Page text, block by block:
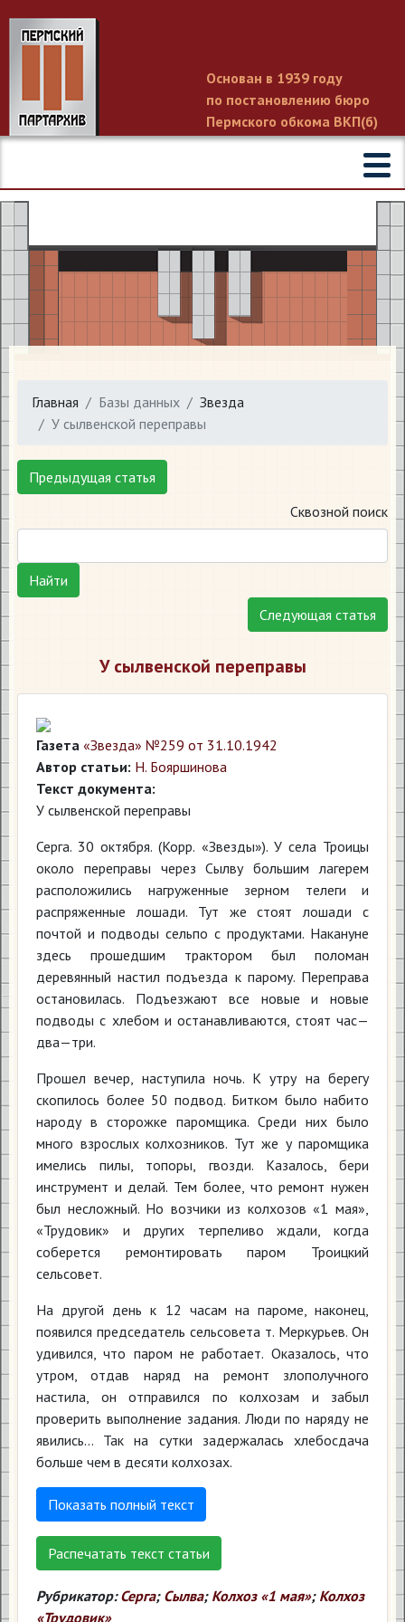
Основан в 1939 году
по постановлению бюро
Пермского обкома ВКП(б)
Главная Базы данных
Звезда
У сылвенской переправы
Предыдущая статья
Сквозной поиск
Найти
Следующая статья
У сылвенской переправы
Газета «Звезда» №259 от 31.10.1942
Автор статьи: Н. Бояршинова
Текст документа:
У сылвенской переправы
Серга. 30 октября. (Корр. «Звезды»). У села Троицы
около переправы через Сылву большим лагерем
расположились нагруженные зерном телеги и
распряженные лошади. Тут же стоят лошади с
почтой и подводы сельпо с продуктами. Накануне
здесь прошедшим трактором был поломан
деревянный настил подъезда к парому. Переправа
остановилась. Подъезжают все новые и новые
подводы с хлебом и останавливаются, стоят час—
два—три.
Прошел вечер, наступила ночь. К утру на берегу
скопилось более 50 подвод. Битком было набито
народу в сторожке паромщика. Среди них было
много взрослых колхозников. Тут же у паромщика
имелись пилы, топоры, гвозди. Казалось, бери
инструмент и делай. Тем более, что ремонт нужен
был несложный. Но возчики из колхозов «1 мая»,
«Трудовик» и других терпеливо ждали, когда
соберется ремонтировать паром Троицкий
сельсовет.
На другой день к 12 часам на пароме, наконец,
появился председатель сельсовета т. Меркурьев. Он
удивился, что паром не работает. Оказалось, что
утром, отдав наряд на ремонт злополучного
настила, он отправился по колхозам и забыл
проверить выполнение задания. Люди по наряду не
явились... Так на сутки задержалась хлебосдача
больше чем в десяти колхозах.
Показать полный текст
Распечатать текст статьи
Рубрикатор: Серга; Сылва; Колхоз «1 мая»; Колхоз
«Трудовик»